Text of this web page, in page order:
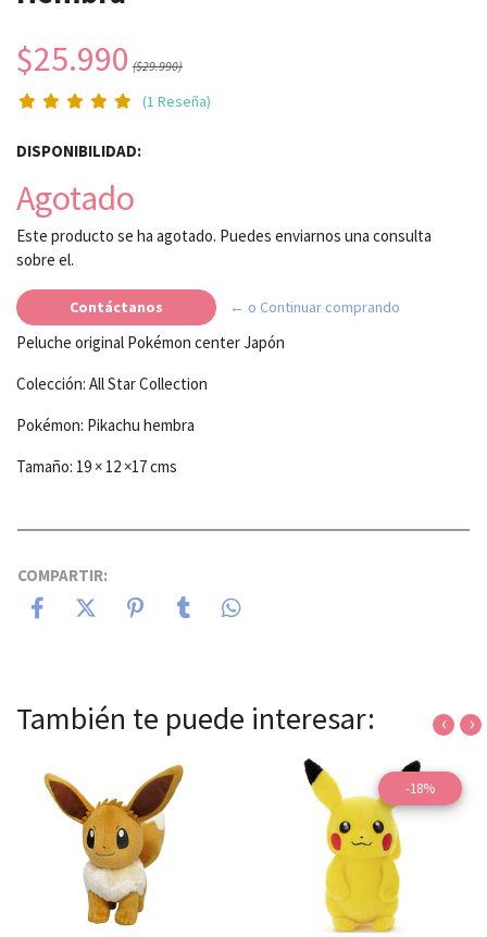
$25.990 ($29.990)
(1 Reseña)
DISPONIBILIDAD:
Agotado
Este producto se ha agotado. Puedes enviarnos una consulta
sobre el.
Contáctanos ← o Continuar comprando
Peluche original Pokémon center Japón
Colección: All Star Collection
Pokémon: Pikachu hembra
Tamaño: 19 × 12 ×17 cms
COMPARTIR:
También te puede interesar:
-18%
‹ ›